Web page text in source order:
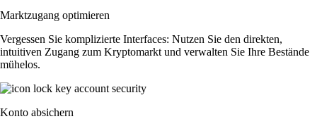
Marktzugang optimieren
Vergessen Sie komplizierte Interfaces: Nutzen Sie den direkten,
intuitiven Zugang zum Kryptomarkt und verwalten Sie Ihre Bestände
mühelos.
Konto absichern